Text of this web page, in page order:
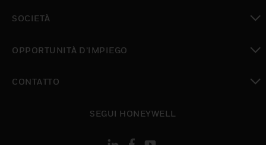
SOCIETÀ
OPPORTUNITÀ D’IMPIEGO
CONTATTO
SEGUI HONEYWELL